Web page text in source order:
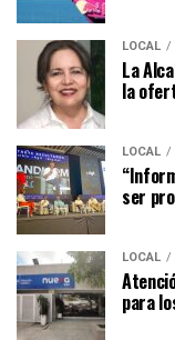
LOCAL
La
la
LOCAL
ser
LOCAL
para